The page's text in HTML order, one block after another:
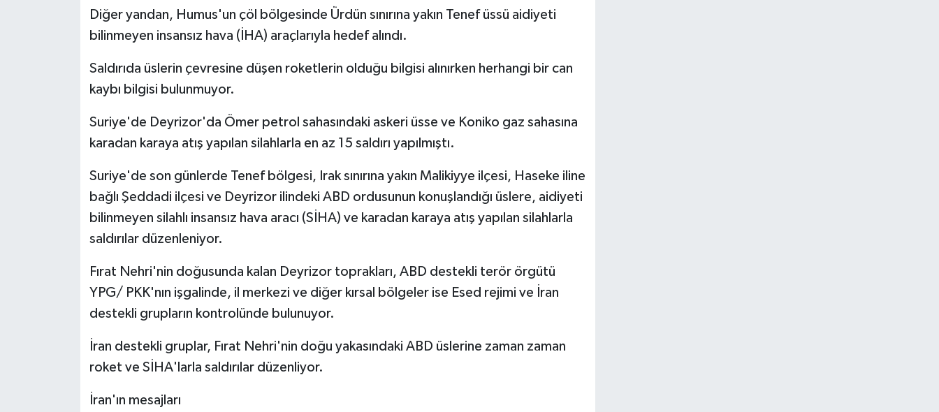
Diğer yandan, Humus'un çöl bölgesinde Ürdün sınırına yakın Tenef üssü aidiyeti
bilinmeyen insansız hava (İHA) araçlarıyla hedef alındı.
Saldırıda üslerin çevresine düşen roketlerin olduğu bilgisi alınırken herhangi bir can
kaybı bilgisi bulunmuyor.
Suriye'de Deyrizor'da Ömer petrol sahasındaki askeri üsse ve Koniko gaz sahasına
karadan karaya atış yapılan silahlarla en az 15 saldırı yapılmıştı.
Suriye'de son günlerde Tenef bölgesi, Irak sınırına yakın Malikiyye ilçesi, Haseke iline
bağlı Şeddadi ilçesi ve Deyrizor ilindeki ABD ordusunun konuşlandığı üslere, aidiyeti
bilinmeyen silahlı insansız hava aracı (SİHA) ve karadan karaya atış yapılan silahlarla
saldırılar düzenleniyor.
Fırat Nehri'nin doğusunda kalan Deyrizor toprakları, ABD destekli terör örgütü
YPG/ PKK'nın işgalinde, il merkezi ve diğer kırsal bölgeler ise Esed rejimi ve İran
destekli grupların kontrolünde bulunuyor.
İran destekli gruplar, Fırat Nehri'nin doğu yakasındaki ABD üslerine zaman zaman
roket ve SİHA'larla saldırılar düzenliyor.
İran'ın mesajları